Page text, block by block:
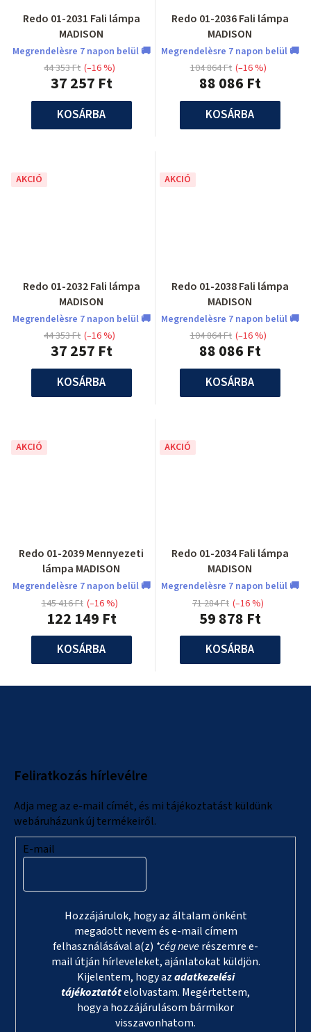
Redo 01-2031 Fali lámpa
MADISON
Megrendelèsre 7 napon belül 🚚
37 257 Ft
44 353 Ft (–16 %)
KOSÁRBA
Redo 01-2036 Fali lámpa
MADISON
Megrendelèsre 7 napon belül 🚚
88 086 Ft
104 864 Ft (–16 %)
KOSÁRBA
AKCIÓ
Redo 01-2032 Fali lámpa
MADISON
Megrendelèsre 7 napon belül 🚚
37 257 Ft
44 353 Ft (–16 %)
KOSÁRBA
AKCIÓ
Redo 01-2038 Fali lámpa
MADISON
Megrendelèsre 7 napon belül 🚚
88 086 Ft
104 864 Ft (–16 %)
KOSÁRBA
AKCIÓ
Redo 01-2039 Mennyezeti
lámpa MADISON
Megrendelèsre 7 napon belül 🚚
122 149 Ft
145 416 Ft (–16 %)
KOSÁRBA
AKCIÓ
Redo 01-2034 Fali lámpa
MADISON
Megrendelèsre 7 napon belül 🚚
59 878 Ft
71 284 Ft (–16 %)
KOSÁRBA
Feliratkozás hírlevélre
Adja meg az e-mail címét, és mi tájékoztatást küldünk
webáruházunk új termékeiről.
E-mail
Hozzájárulok, hogy az általam önként
megadott nevem és e-mail címem
felhasználásával a(z) *cég neverészemre e-
mail útján hírleveleket, ajánlatokat küldjön.
Kijelentem, hogy azadatkezelési
tájékoztatótelolvastam. Megértettem,
hogy a hozzájárulásom bármikor
visszavonhatom.